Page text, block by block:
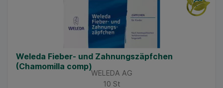
Weleda Fieber- und Zahnungszäpfchen
(Chamomilla comp)
WELEDA AG
10 St